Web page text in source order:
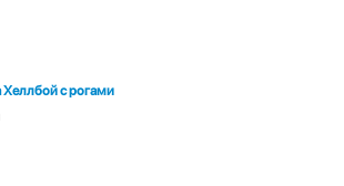
Хеллбой с рогами